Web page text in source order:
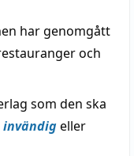
har genomgått
och
som den ska
invändigeller